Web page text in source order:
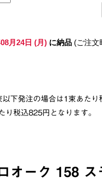
以下発注の場合は1束あた
り税込825円となります。
オーク 158 ス